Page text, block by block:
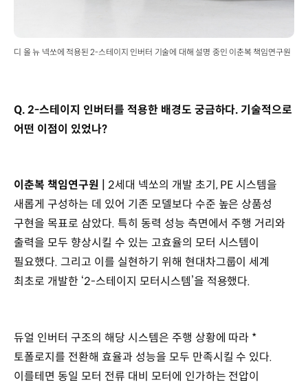
디 올 뉴 넥쏘에 적용된 2-스테이지 인버터 기술에 대해 설명 중인 이춘복 책임연구원
Q. 2-스테이지 인버터를 적용한 배경도 궁금하다. 기술적으로
어떤 이점이 있었나?
이춘복 책임연구원 | 2세대 넥쏘의 개발 초기, PE 시스템을
새롭게 구성하는 데 있어 기존 모델보다 수준 높은 상품성
구현을 목표로 삼았다. 특히 동력 성능 측면에서 주행 거리와
출력을 모두 향상시킬 수 있는 고효율의 모터 시스템이
필요했다. 그리고 이를 실현하기 위해 현대차그룹이 세계
최초로 개발한 ‘2-스테이지 모터시스템’을 적용했다.
듀얼 인버터 구조의 해당 시스템은 주행 상황에 따라 *
토폴로지를 전환해 효율과 성능을 모두 만족시킬 수 있다.
이를테면 동일 모터 전류 대비 모터에 인가하는 전압이